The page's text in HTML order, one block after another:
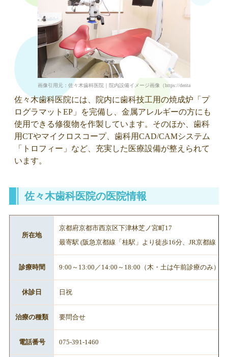
画像引用元：佐々木歯科医院｜院内設備イメージ画像（https://dentalclinic-
佐々木歯科医院には、院内に歯科技工用の焼成炉「プ
ログラマットEP」を完備し、金属アレルギーの方にも
使用できる修復物を作製しています。そのほか、歯科
用CTやマイクロスコープ、歯科用CAD/CAMシステム
「トロフィー」など、充実した医療設備が整えられて
います。
佐々木歯科医院の医院情報
所在地
京都府京都市西京区下津林芝ノ宮町17
最寄駅 (阪急京都線「桂駅」より徒歩16分、JR京都線
診療時間 9:00～13:00／14:00～18:00（木・土は午前診療のみ）
休診日 日祝
治療の種類 要問合せ
電話番号 075-391-1460